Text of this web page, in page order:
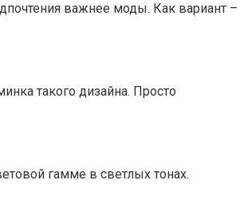
важнее моды. Как вариант –
такого дизайна. Просто
гамме в светлых тонах.